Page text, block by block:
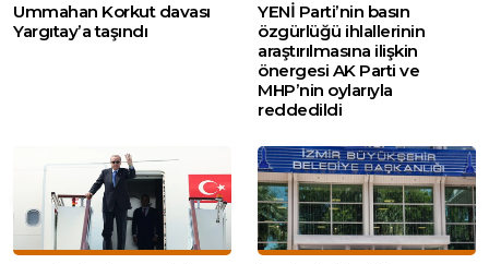
Ummahan Korkut davası
Yargıtay’a taşındı
YENİ Parti’nin basın
özgürlüğü ihlallerinin
araştırılmasına ilişkin
önergesi AK Parti ve
MHP’nin oylarıyla
reddedildi